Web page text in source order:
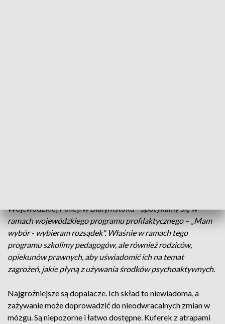
Wojewódzkiej Policji w Białymstoku- Spotykamy się w
ramach wojewódzkiego programu profilaktycznego – „Mam
wybór - wybieram rozsądek". Właśnie w ramach tego
programu szkolimy pedagogów, ale również rodziców,
opiekunów prawnych, aby uświadomić ich na temat
zagrożeń, jakie płyną z używania środków psychoaktywnych.
Najgroźniejsze są dopalacze. Ich skład to niewiadoma, a
zażywanie może doprowadzić do nieodwracalnych zmian w
mózgu. Są niepozorne i łatwo dostępne. Kuferek z atrapami